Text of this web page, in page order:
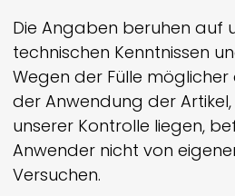
Die Angaben beruhen auf
technischen Kenntnissen
Wegen der Fülle möglicher
der Anwendung der
unserer Kontrolle liegen,
Anwender nicht von
Versuchen.